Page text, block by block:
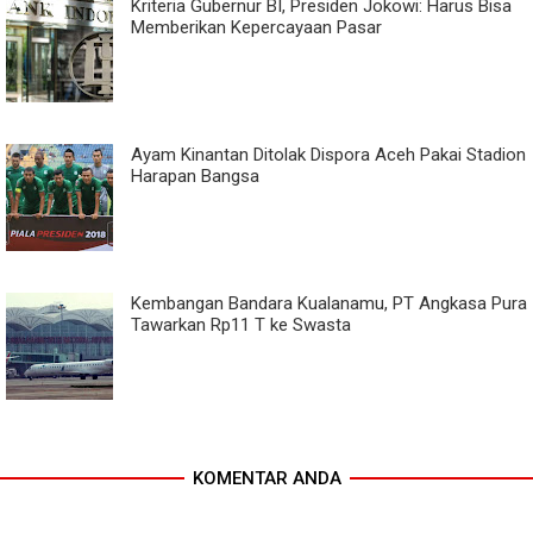
Kriteria Gubernur BI, Presiden Jokowi: Harus Bisa
Memberikan Kepercayaan Pasar
Ayam Kinantan Ditolak Dispora Aceh Pakai Stadion
Harapan Bangsa
Kembangan Bandara Kualanamu, PT Angkasa Pura
Tawarkan Rp11 T ke Swasta
KOMENTAR ANDA